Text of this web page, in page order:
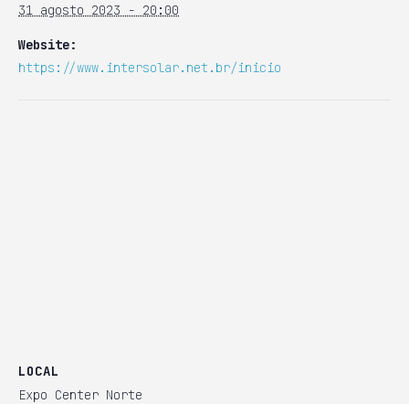
31 agosto 2023 - 20:00
Website:
https://www.intersolar.net.br/inicio
LOCAL
Expo Center Norte